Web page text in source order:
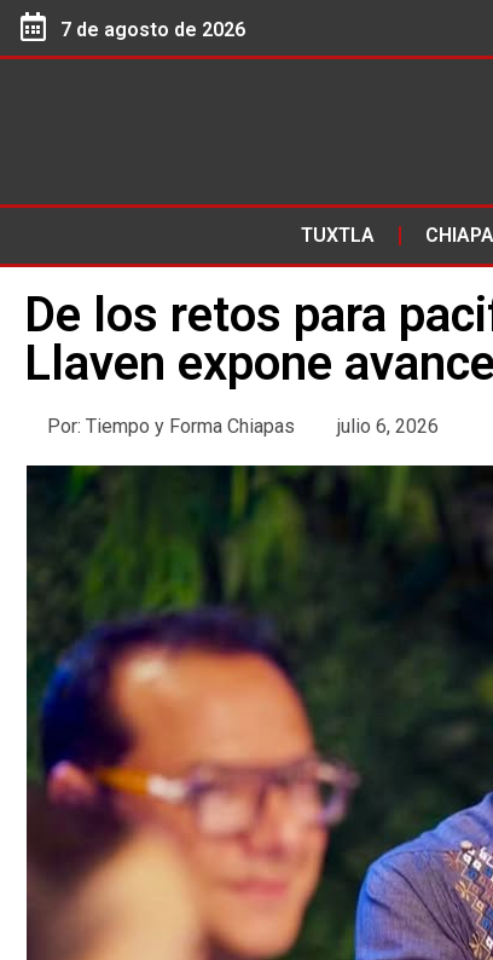
7 de agosto de 2026
TUXTLA
De los retos para
Llaven expone
Por: Tiempo y Forma Chiapas julio 6, 2026